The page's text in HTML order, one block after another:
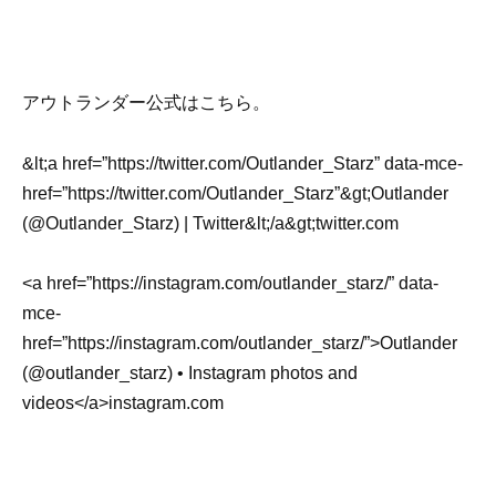
アウトランダー公式はこちら。
&lt;a href=”https://twitter.com/Outlander_Starz” data-mce-
href=”https://twitter.com/Outlander_Starz”&gt;Outlander
(@Outlander_Starz) | Twitter&lt;/a&gt;twitter.com
<a href=”https://instagram.com/outlander_starz/” data-
mce-
href=”https://instagram.com/outlander_starz/”>Outlander
(@outlander_starz) • Instagram photos and
videos</a>instagram.com